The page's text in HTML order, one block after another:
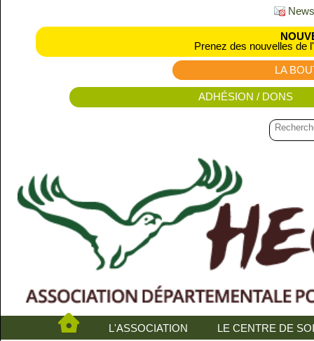
Prenez des nouvelles de
LA
ADHÉSION / DONS
L'ASSOCIATION LE CENTRE DE